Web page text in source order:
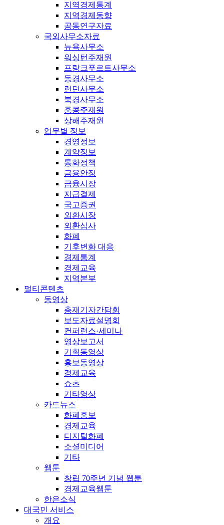
지역경제통계
지역경제동향
공동연구자료
국외사무소자료
뉴욕사무소
워싱턴주재원
프랑크푸르트사무소
동경사무소
런던사무소
북경사무소
홍콩주재원
상해주재원
업무별 정보
경영정보
계약정보
통화정책
금융안정
금융시장
지급결제
국고증권
외환시장
외환심사
화폐
기후변화 대응
경제통계
경제교육
지역본부
멀티콘텐츠
동영상
총재기자간담회
보도자료설명회
컨퍼런스·세미나
영상보고서
기획동영상
홍보동영상
경제교육
쇼츠
기타영상
카드뉴스
화폐홍보
경제교육
디지털화폐
소셜미디어
기타
웹툰
창립 70주년 기념 웹툰
경제교육웹툰
한은소식
대국민 서비스
개요